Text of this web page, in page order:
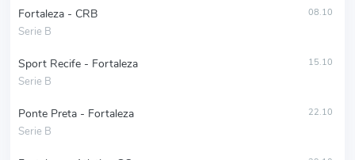
Fortaleza - CRB
Serie B
08.10
Sport Recife - Fortaleza
Serie B
15.10
Ponte Preta - Fortaleza
Serie B
22.10